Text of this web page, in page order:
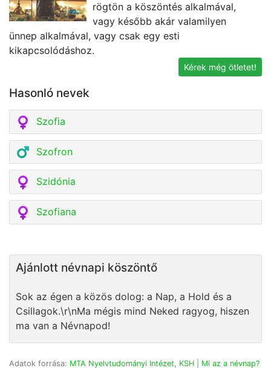
rögtön a köszöntés alkalmával,
vagy később akár valamilyen
ünnep alkalmával, vagy csak egy esti
kikapcsolódáshoz.
Kérek még ötletet!
Hasonló nevek
Szofia
Szofron
Szidónia
Szofiana
Ajánlott névnapi köszöntő
Sok az égen a közös dolog: a Nap, a Hold és a
Csillagok.\r\nMa mégis mind Neked ragyog, hiszen
ma van a Névnapod!
Adatok forrása: MTA Nyelvtudományi Intézet, KSH Mi az a névnap?